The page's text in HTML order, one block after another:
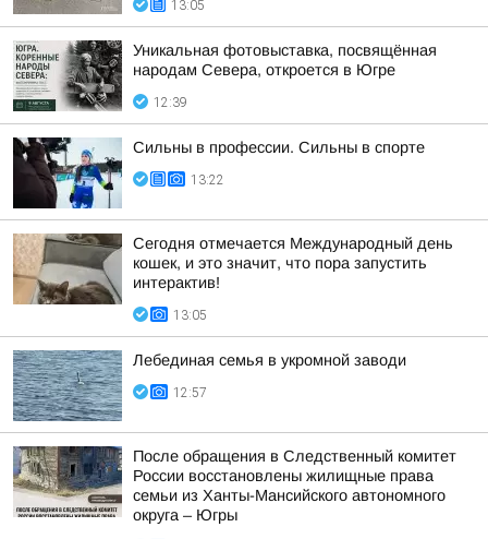
13:05
Уникальная фотовыставка, посвящённая
народам Севера, откроется в Югре
12:39
Сильны в профессии. Сильны в спорте
13:22
Сегодня отмечается Международный день
кошек, и это значит, что пора запустить
интерактив!
13:05
Лебединая семья в укромной заводи
12:57
После обращения в Следственный комитет
России восстановлены жилищные права
семьи из Ханты-Мансийского автономного
округа – Югры